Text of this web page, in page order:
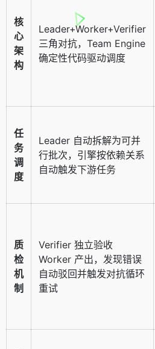
核
心
架
构
Leader+Worker+Verifier
三角对抗，Team Engine
确定性代码驱动调度
任
务
调
度
Leader 自动拆解为可并
行批次，引擎按依赖关系
自动触发下游任务
质
检
机
制
Verifier 独立验收
Worker 产出，发现错误
自动驳回并触发对抗循环
重试